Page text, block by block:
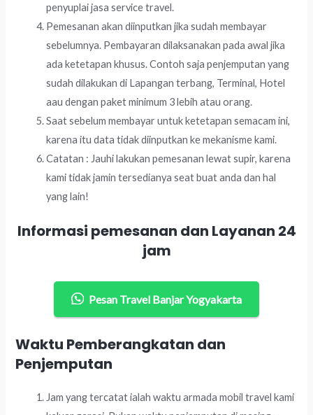
penyuplai jasa service travel.
Pemesanan akan diinputkan jika sudah membayar
sebelumnya. Pembayaran dilaksanakan pada awal jika
ada ketetapan khusus. Contoh saja penjemputan yang
sudah dilakukan di Lapangan terbang, Terminal, Hotel
aau dengan paket minimum 3 lebih atau orang.
Saat sebelum membayar untuk ketetapan semacam ini,
karena itu data tidak diinputkan ke mekanisme kami.
Catatan : Jauhi lakukan pemesanan lewat supir, karena
kami tidak jamin tersedianya seat buat anda dan hal
yang lain!
Informasi pemesanan dan Layanan 24
jam
Pesan Travel Banjar Yogyakarta
Waktu Pemberangkatan dan
Penjemputan
Jam yang tercatat ialah waktu armada mobil travel kami